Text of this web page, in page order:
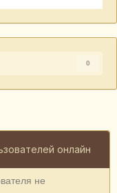
0
онлайн
не